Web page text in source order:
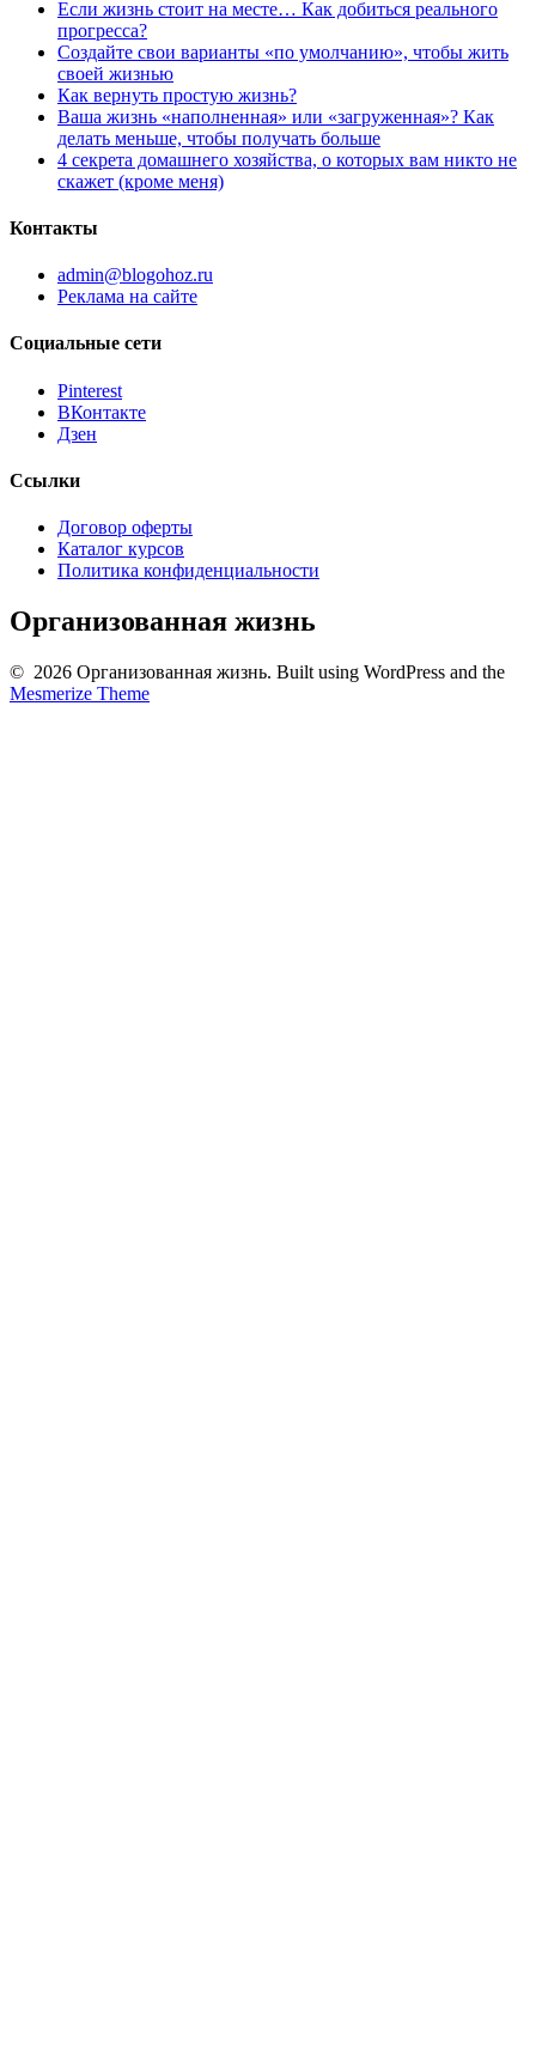
Если жизнь стоит на месте… Как добиться реального
прогресса?
Создайте свои варианты «по умолчанию», чтобы жить
своей жизнью
Как вернуть простую жизнь?
Ваша жизнь «наполненная» или «загруженная»? Как
делать меньше, чтобы получать больше
4 секрета домашнего хозяйства, о которых вам никто не
скажет (кроме меня)
Контакты
admin@blogohoz.ru
Реклама на сайте
Социальные сети
Pinterest
ВКонтакте
Дзен
Ссылки
Договор оферты
Каталог курсов
Политика конфиденциальности
Организованная жизнь
© 2026 Организованная жизнь. Built using WordPress and the
Mesmerize Theme